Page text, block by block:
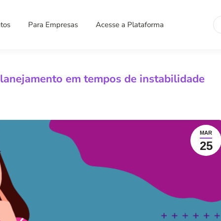
Para Empresas Acesse a Plataforma
em tempos de instabilidade
MAR
25